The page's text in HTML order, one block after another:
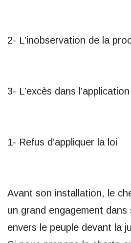
2- L’inobservation de la
3- L’excès dans l’application
1- Refus d’appliquer la loi
Avant son installation, le
un grand engagement dans
envers le peuple devant la